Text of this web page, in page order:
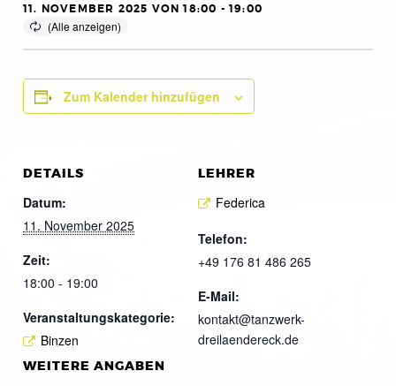
11. NOVEMBER 2025 VON 18:00 -19:00
Zum Kalender hinzufügen
DETAILS
Datum:
11. November 2025
Zeit:
18:00 - 19:00
Veranstaltungskategorie:
Binzen
LEHRER
Federica
Telefon:
+49 176 81 486 265
E-Mail:
kontakt@tanzwerk-
dreilaendereck.de
WEITERE ANGABEN